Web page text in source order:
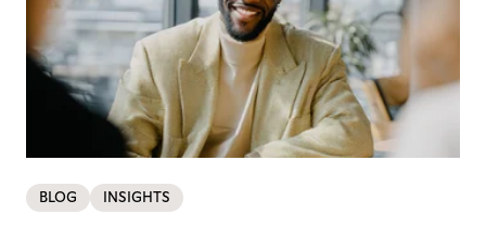
BLOG INSIGHTS